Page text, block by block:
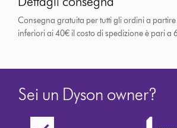
Consegna gratuita per tutti gli ordini a
inferiori ai 40€ il costo di spedizione è pari a
Sei un Dyson owner?